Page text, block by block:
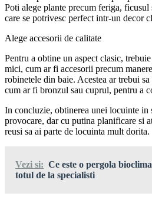
Poti alege plante precum feriga, ficusul
care se potrivesc perfect intr-un decor
Alege accesorii de calitate
Pentru a obtine un aspect clasic,
mici, cum ar fi accesorii precum
robinetele din baie. Acestea ar trebui
cum ar fi bronzul sau cuprul, pentru a
In concluzie, obtinerea unei locuinte in
provocare, dar cu putina planificare si
reusi sa ai parte de locuinta mult dorita.
Vezi si: Ce este o pergola
totul de la specialisti